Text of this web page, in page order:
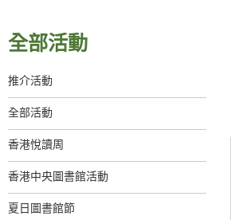
全部活動
推介活動
全部活動
香港悅讀周
香港中央圖書館活動
夏日圖書館節